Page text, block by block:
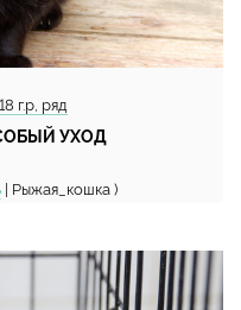
г.р, ряд
УХОД
| Рыжая_кошка )